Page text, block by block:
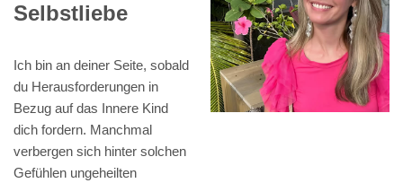
Selbstliebe
Ich bin an deiner Seite, sobald
du Herausforderungen in
Bezug auf das Innere Kind
dich fordern. Manchmal
verbergen sich hinter solchen
Gefühlen ungeheilten